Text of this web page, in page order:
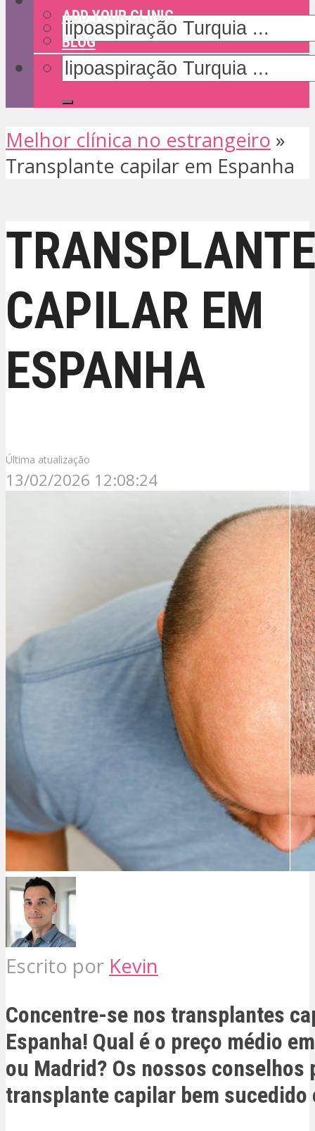
ADD YOUR CLINIC
BLOG
Melhor clínica no estrangeiro »
Transplante capilar em Espanha
TRANSPLANTE
CAPILAR EM
ESPANHA
Última atualização
13/02/2026 12:08:24
Escrito por Kevin
Concentre-se nos transplantes
Espanha! Qual é o preço médio
ou Madrid? Os nossos conselhos
transplante capilar bem sucedido